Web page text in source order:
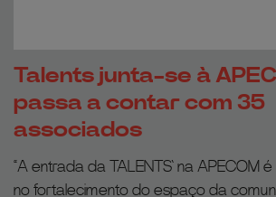
Talents junta-se à
passa a contar com 35
associados
“A entrada da TALENTS` na APECOM
no fortalecimento do espaço da